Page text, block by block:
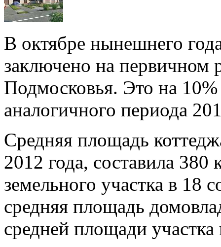
В октябре нынешнего
заключено на первичном
Подмосковья. Это на
аналогичного периода
Средняя площадь
2012 года, составила
земельного участка в 18
средняя площадь
средней площади участка